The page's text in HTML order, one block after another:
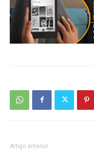
Artigo anterior